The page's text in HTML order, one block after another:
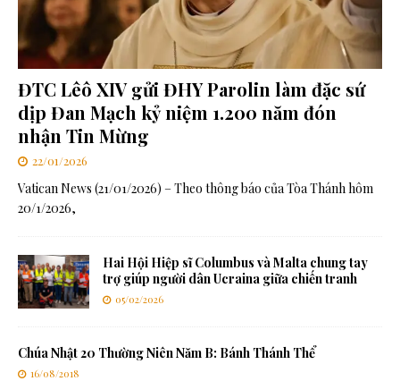
ĐTC Lêô XIV gửi ĐHY Parolin làm đặc sứ
dịp Đan Mạch kỷ niệm 1.200 năm đón
nhận Tin Mừng
22/01/2026
Vatican News (21/01/2026) – Theo thông báo của Tòa Thánh hôm
20/1/2026,
Hai Hội Hiệp sĩ Columbus và Malta chung tay
trợ giúp người dân Ucraina giữa chiến tranh
05/02/2026
Chúa Nhật 20 Thường Niên Năm B: Bánh Thánh Thể
16/08/2018